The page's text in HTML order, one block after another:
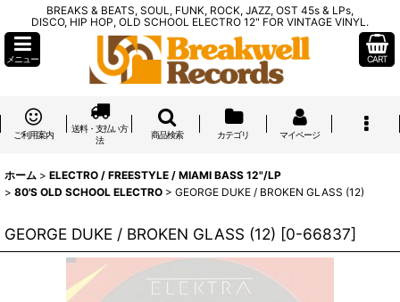
BREAKS & BEATS, SOUL, FUNK, ROCK, JAZZ, OST 45s & LPs,
DISCO, HIP HOP, OLD SCHOOL ELECTRO 12" FOR VINTAGE VINYL.
メニュー CART
ご利用案内
送料・支払い方
法
商品検索 カテゴリ マイページ
ホーム > ELECTRO / FREESTYLE / MIAMI BASS 12"/LP
> 80'S OLD SCHOOL ELECTRO > GEORGE DUKE / BROKEN GLASS (12)
GEORGE DUKE / BROKEN GLASS (12) [0-66837]